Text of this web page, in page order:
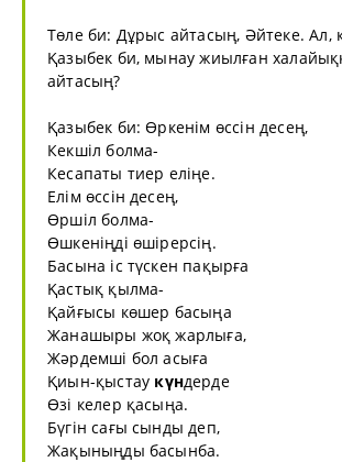
Төле би: Дұрыс айтасың, Әйтеке. Ал,
Қазыбек би, мынау жиылған
айтасың?
Қазыбек би: Өркенім өссін десең,
Кекшіл болма-
Кесапаты тиер еліңе.
Елім өссін десең,
Өршіл болма-
Өшкеніңді өшірерсің.
Басына іс түскен пақырға
Қастық қылма-
Қайғысы көшер басыңа
Жанашыры жоқ жарлыға,
Жәрдемші бол асыға
Қиын-қыстау күндерде
Өзі келер қасыңа.
Бүгін сағы сынды деп,
Жақыныңды басынба.